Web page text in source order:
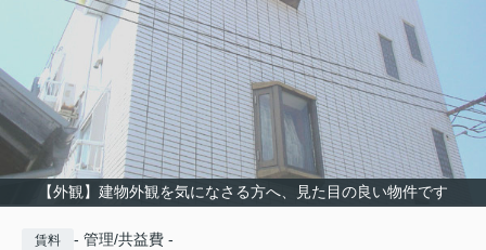
【外観】建物外観を気になさる方へ、見た目の良い物件です
賃料 - 管理/共益費 -